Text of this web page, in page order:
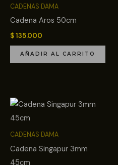
CADENAS DAMA
Cadena Aros 50cm
$135.000
AÑADIR AL CARRITO
CADENAS DAMA
Cadena Singapur 3mm
45cm